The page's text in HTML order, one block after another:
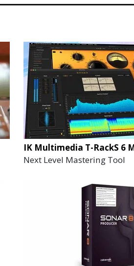
IK Multimedia T-RackS 6
Next Level Mastering Tool